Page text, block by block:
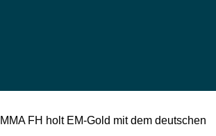
FH holt EM-Gold mit dem deutschen